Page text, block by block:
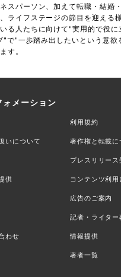
スパーソン、加えて転職・結婚
ライフステージの節目を迎える
る人たちに向けて"実用的で役に
"で"一歩踏み出したいという意欲
す。
メーション
利用規約
いについて 著作権と転載に
プレスリリース
供 コンテンツ利用
広告のご案内
記者・ライター
わせ 情報提供
著者一覧